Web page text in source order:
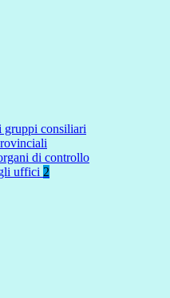
gruppi consiliari
di controllo
uffici 2